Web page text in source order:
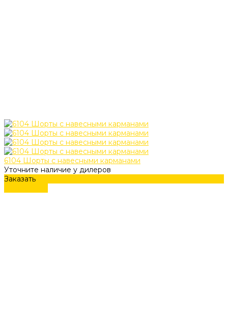
6104 Шорты с навесными карманами
Уточните наличие у дилеров
Заказать